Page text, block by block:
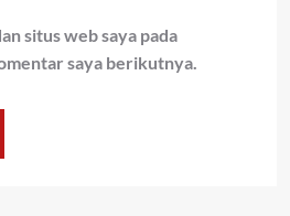
situs web saya pada
saya berikutnya.